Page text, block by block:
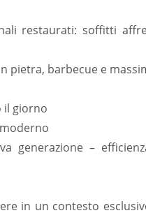
restaurati: soffitti
pietra, barbecue e
il giorno
generazione –
in un contesto